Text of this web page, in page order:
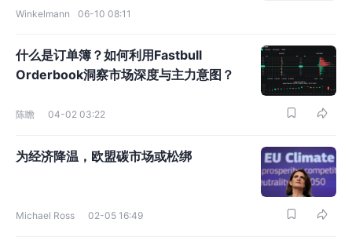
Winkelmann 06-10 08:11
什么是订单簿？如何利用Fastbull
Orderbook洞察市场深度与主力意图？
陈瞻 04-02 03:22
为经济降温，欧盟碳市场或松绑
Michael Ross 02-05 16:49